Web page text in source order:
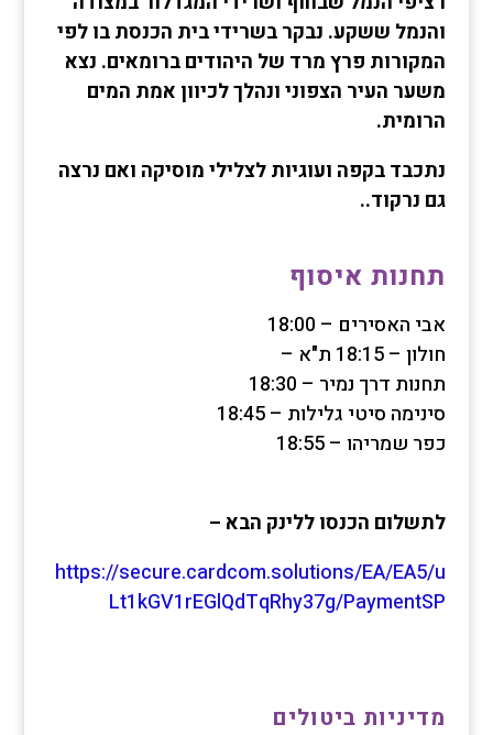
והנמל ששקע. נבקר בשרידי בית הכנסת בו לפי
המקורות פרץ מרד של היהודים ברומאים. נצא
משער העיר הצפוני ונהלך לכיוון אמת המים
הרומית.
נתכבד בקפה ועוגיות לצלילי מוסיקה ואם נרצה
גם נרקוד..
תחנות איסוף
אבי האסירים – 18:00
חולון – 18:15 ת"א –
תחנות דרך נמיר – 18:30
סינימה סיטי גלילות – 18:45
כפר שמריהו – 18:55
לתשלום הכנסו ללינק הבא –
https://secure.cardcom.solutions/EA/EA5/u
Lt1kGV1rEGlQdTqRhy37g/PaymentSP
מדיניות ביטולים